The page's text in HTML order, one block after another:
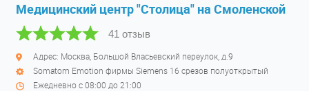
Медицинский центр "Столица" на Смоленской
41 отзыв
Адрес: Москва, Большой Власьевский переулок, д.9
Somatom Emotion фирмы Siemens 16 срезов полуоткрытый
Ежедневно с 08:00 до 21:00